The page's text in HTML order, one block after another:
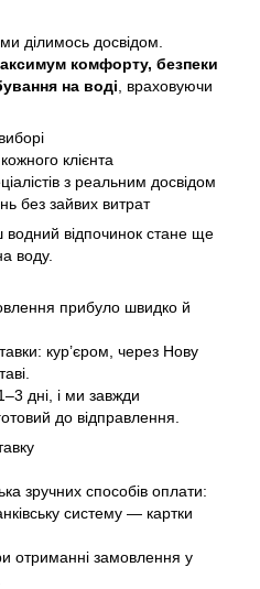
ділимось досвідом.
комфорту, безпеки
на воді , враховуючи
клієнта
з реальним досвідом
без зайвих витрат
відпочинок стане ще
воду.
прибуло швидко й
кур’єром, через Нову
дні, і ми завжди
до відправлення.
зручних способів оплати:
систему — картки
отриманні замовлення у